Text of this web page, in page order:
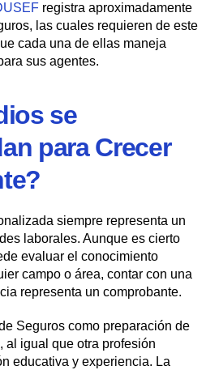
registra aproximadamente
las cuales requieren de este
cada una de ellas maneja
sus agentes.
se
para Crecer
siempre representa un
laborales. Aunque es cierto
evaluar el conocimiento
campo o área, contar con una
representa un comprobante.
Seguros como preparación de
al igual que otra profesión
educativa y experiencia. La